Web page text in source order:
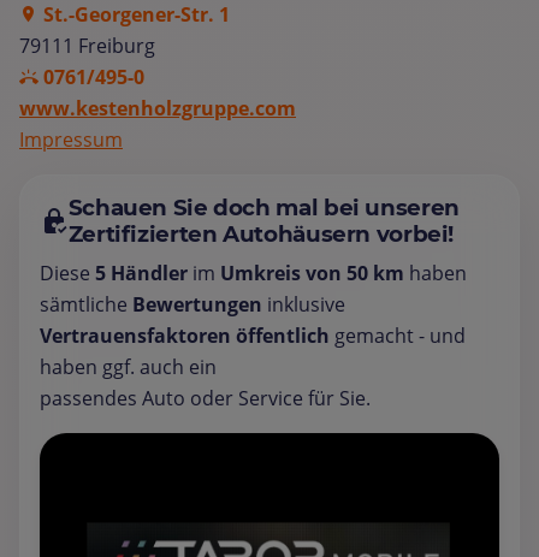
St.-Georgener-Str. 1
79111 Freiburg
0761/495-0
www.kestenholzgruppe.com
Impressum
Schauen Sie doch mal bei unseren
Zertifizierten Autohäusern vorbei!
Diese 5 Händler im Umkreis von 50 km haben
sämtliche Bewertungen inklusive
Vertrauensfaktoren öffentlich gemacht - und
haben ggf. auch ein
passendes Auto oder Service für Sie.